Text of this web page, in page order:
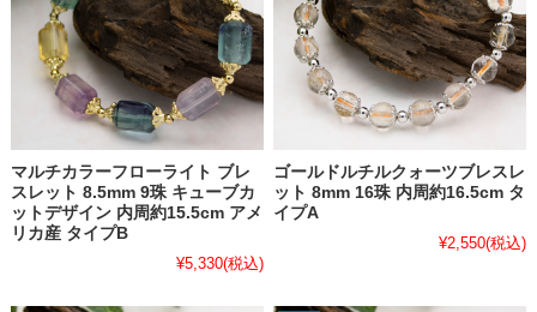
マルチカラーフローライト ブレ
スレット 8.5mm 9珠 キューブカ
ットデザイン 内周約15.5cm アメ
リカ産 タイプB
¥5,330(税込)
ゴールドルチルクォーツブレスレ
ット 8mm 16珠 内周約16.5cm タ
イプA
¥2,550(税込)